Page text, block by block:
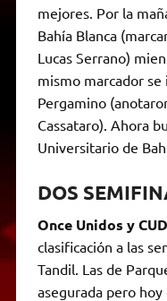
mejores. Por la
Bahía Blanca
Lucas Serrano)
mismo marcador
Pergamino
Cassataro). Ahora
Universitario de
DOS
Once Unidos y
clasificación a las
Tandil. Las de
asegurada pero